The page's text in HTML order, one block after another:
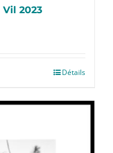
2023
Détails